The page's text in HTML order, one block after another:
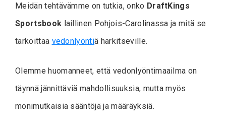
Meidän tehtävämme on tutkia, onko DraftKings
Sportsbook laillinen Pohjois-Carolinassa ja mitä se
tarkoittaa vedonlyöntiä harkitseville.
Olemme huomanneet, että vedonlyöntimaailma on
täynnä jännittäviä mahdollisuuksia, mutta myös
monimutkaisia sääntöjä ja määräyksiä.